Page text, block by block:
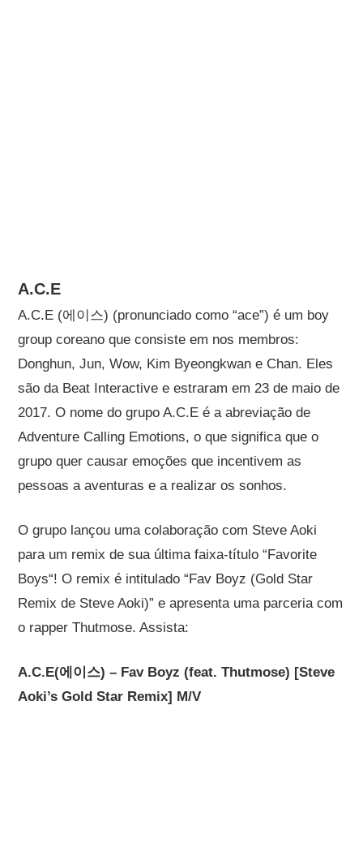
A.C.E
A.C.E (에이스) (pronunciado como “ace”) é um boy
group coreano que consiste em nos membros:
Donghun, Jun, Wow, Kim Byeongkwan e Chan. Eles
são da Beat Interactive e estraram em 23 de maio de
2017. O nome do grupo A.C.E é a abreviação de
Adventure Calling Emotions, o que significa que o
grupo quer causar emoções que incentivem as
pessoas a aventuras e a realizar os sonhos.
O grupo lançou uma colaboração com Steve Aoki
para um remix de sua última faixa-título “Favorite
Boys“!O remix é intitulado “Fav Boyz (Gold Star
Remix de Steve Aoki)” e apresenta uma parceria com
o rapper Thutmose. Assista:
A.C.E(에이스) – Fav Boyz (feat. Thutmose) [Steve
Aoki’s Gold Star Remix] M/V